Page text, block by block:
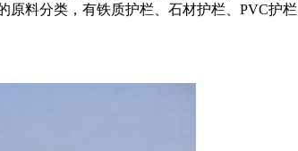
料分类，有铁质护栏、石材护栏、PVC护